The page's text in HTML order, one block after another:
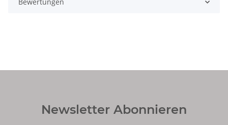
Newsletter Abonnieren